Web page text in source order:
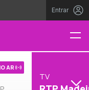
Entrar
AR
TV